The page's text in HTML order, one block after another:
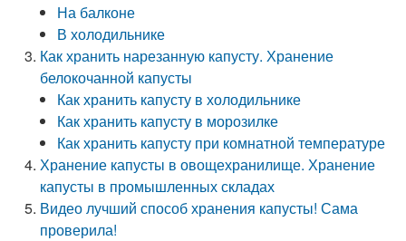
На балконе
В холодильнике
Как хранить нарезанную капусту. Хранение
белокочанной капусты
Как хранить капусту в холодильнике
Как хранить капусту в морозилке
Как хранить капусту при комнатной температуре
Хранение капусты в овощехранилище. Хранение
капусты в промышленных складах
Видео лучший способ хранения капусты! Сама
проверила!